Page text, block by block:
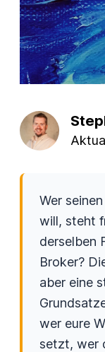
Wer
will, steht
derselben
Broker?
aber eine
wer eure
setzt, wer